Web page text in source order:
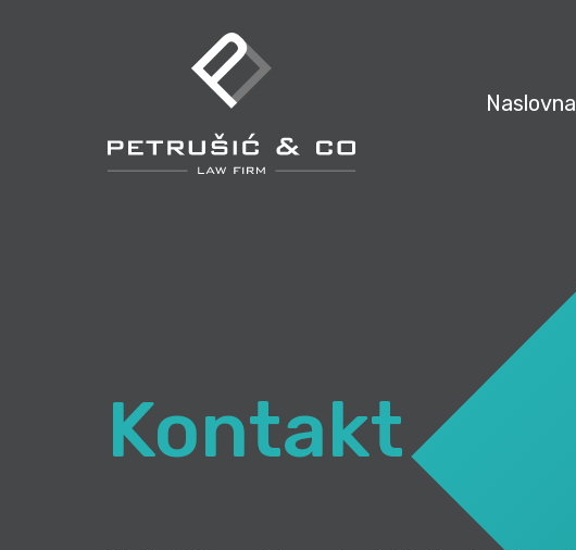
Naslovna
Kontakt